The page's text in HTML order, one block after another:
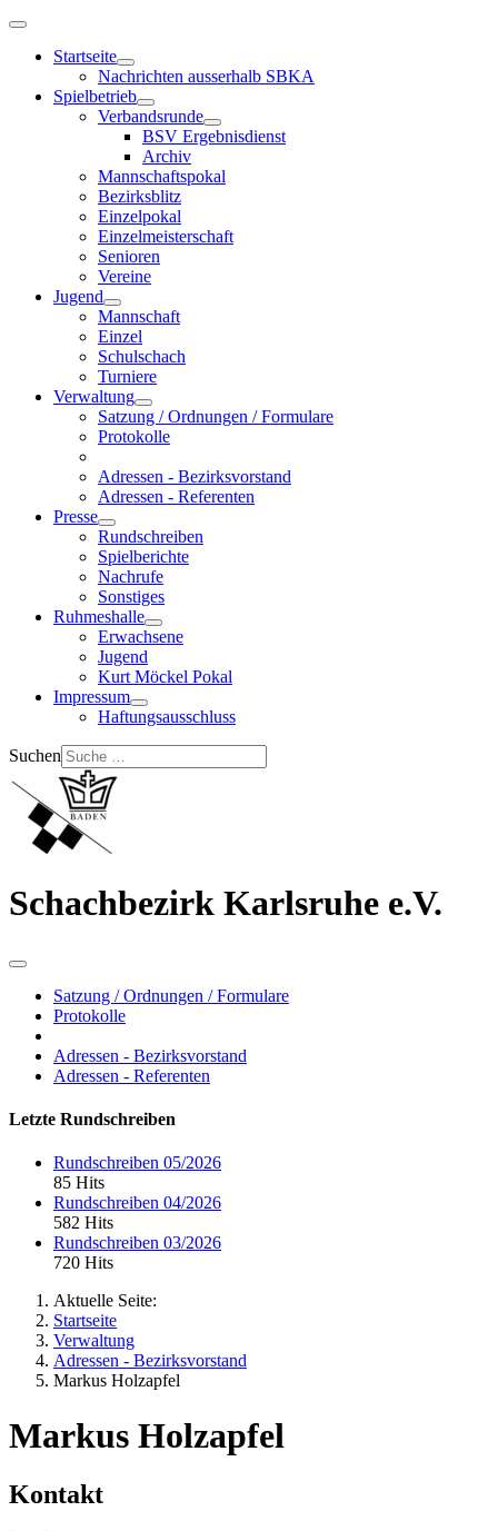
Startseite
Nachrichten ausserhalb SBKA
Spielbetrieb
Verbandsrunde
BSV Ergebnisdienst
Archiv
Mannschaftspokal
Bezirksblitz
Einzelpokal
Einzelmeisterschaft
Senioren
Vereine
Jugend
Mannschaft
Einzel
Schulschach
Turniere
Verwaltung
Satzung / Ordnungen / Formulare
Protokolle
Adressen - Bezirksvorstand
Adressen - Referenten
Presse
Rundschreiben
Spielberichte
Nachrufe
Sonstiges
Ruhmeshalle
Erwachsene
Jugend
Kurt Möckel Pokal
Impressum
Haftungsausschluss
Suchen
Schachbezirk Karlsruhe e.V.
Satzung / Ordnungen / Formulare
Protokolle
Adressen - Bezirksvorstand
Adressen - Referenten
Letzte Rundschreiben
Rundschreiben 05/2026
85 Hits
Rundschreiben 04/2026
582 Hits
Rundschreiben 03/2026
720 Hits
Aktuelle Seite:
Startseite
Verwaltung
Adressen - Bezirksvorstand
Markus Holzapfel
Markus Holzapfel
Kontakt